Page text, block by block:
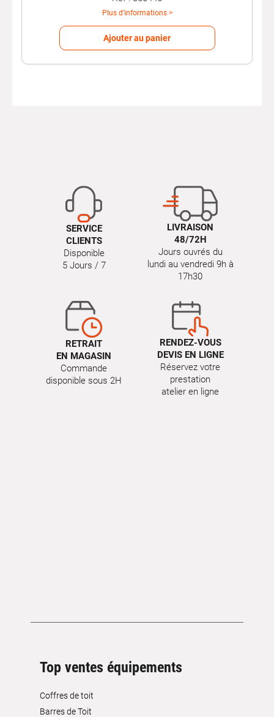
Plus d'informations >
Ajouter au panier
SERVICE
CLIENTS
Disponible
5 Jours / 7
LIVRAISON
48/72H
Jours ouvrés du
lundi au vendredi 9h à
17h30
RETRAIT
EN MAGASIN
Commande
disponible sous 2H
RENDEZ-VOUS
DEVIS EN LIGNE
Réservez votre
prestation
atelier en ligne
Top ventes équipements
Coffres de toit
Barres de Toit